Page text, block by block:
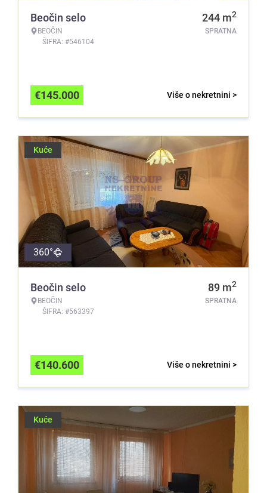
Beočin selo
BEOČIN
ŠIFRA: #546104
244 m2
SPRATNA
Više o nekretnini >
€145.000
Kuće
360°
Beočin selo
BEOČIN
ŠIFRA: #563397
89 m2
SPRATNA
Više o nekretnini >
€140.600
Kuće